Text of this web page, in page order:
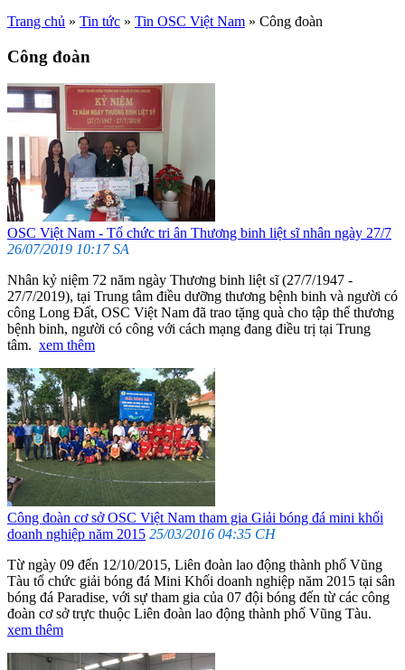
Trang chủ » Tin tức » Tin OSC Việt Nam » Công đoàn
Công đoàn
OSC Việt Nam - Tổ chức tri ân Thương binh liệt sĩ nhân ngày 27/7
26/07/2019 10:17 SA
Nhân kỷ niệm 72 năm ngày Thương binh liệt sĩ (27/7/1947 -
27/7/2019), tại Trung tâm điều dưỡng thương bệnh binh và người có
công Long Đất, OSC Việt Nam đã trao tặng quà cho tập thể thương
bệnh binh, người có công với cách mạng đang điều trị tại Trung
tâm. xem thêm
Công đoàn cơ sở OSC Việt Nam tham gia Giải bóng đá mini khối
doanh nghiệp năm 2015 25/03/2016 04:35 CH
Từ ngày 09 đến 12/10/2015, Liên đoàn lao động thành phố Vũng
Tàu tổ chức giải bóng đá Mini Khối doanh nghiệp năm 2015 tại sân
bóng đá Paradise, với sự tham gia của 07 đội bóng đến từ các công
đoàn cơ sở trực thuộc Liên đoàn lao động thành phố Vũng Tàu.
xem thêm